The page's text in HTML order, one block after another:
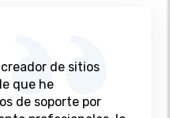
creador de sitios
que he
de soporte por